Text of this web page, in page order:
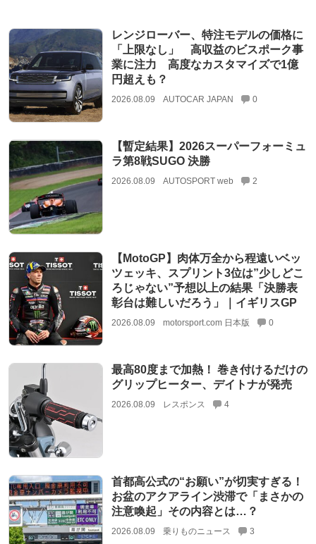
レンジローバー、特注モデルの価格に
「上限なし」 高収益のビスポーク事
業に注力 高度なカスタマイズで1億
円超えも？
2026.08.09 AUTOCAR JAPAN 0
【暫定結果】2026スーパーフォーミュ
ラ第8戦SUGO 決勝
2026.08.09 AUTOSPORT web 2
【MotoGP】肉体万全から程遠いベッ
ツェッキ、スプリント3位は”少しどこ
ろじゃない”予想以上の結果「決勝表
彰台は難しいだろう」｜イギリスGP
2026.08.09 motorsport.com 日本版 0
最高80度まで加熱！ 巻き付けるだけの
グリップヒーター、デイトナが発売
2026.08.09 レスポンス 4
首都高公式の“お願い”が切実すぎる！
お盆のアクアライン渋滞で「まさかの
注意喚起」その内容とは…？
2026.08.09 乗りものニュース 3